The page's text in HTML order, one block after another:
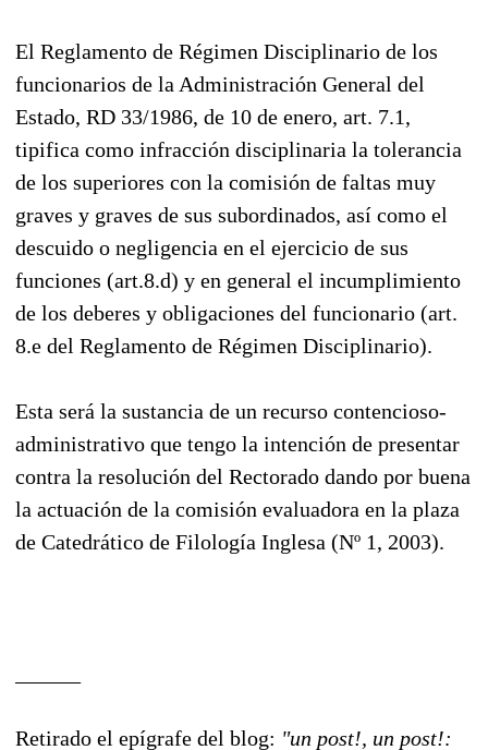
El Reglamento de Régimen Disciplinario de los
funcionarios de la Administración General del
Estado, RD 33/1986, de 10 de enero, art. 7.1,
tipifica como infracción disciplinaria la tolerancia
de los superiores con la comisión de faltas muy
graves y graves de sus subordinados, así como el
descuido o negligencia en el ejercicio de sus
funciones (art.8.d) y en general el incumplimiento
de los deberes y obligaciones del funcionario (art.
8.e del Reglamento de Régimen Disciplinario).
Esta será la sustancia de un recurso contencioso-
administrativo que tengo la intención de presentar
contra la resolución del Rectorado dando por buena
la actuación de la comisión evaluadora en la plaza
de Catedrático de Filología Inglesa (Nº 1, 2003).
Retirado el epígrafe del blog: "un post!, un post!: